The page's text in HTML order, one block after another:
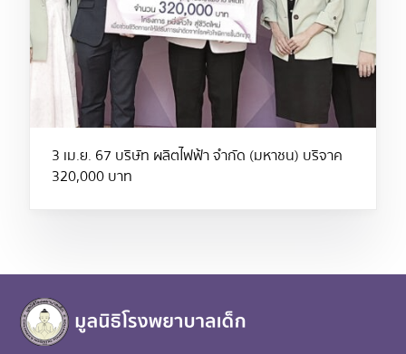
3 เม.ย. 67 บริษัท ผลิตไฟฟ้า จำกัด (มหาชน) บริจาค
320,000 บาท